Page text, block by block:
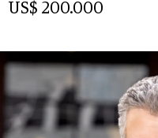
US$ 200.000